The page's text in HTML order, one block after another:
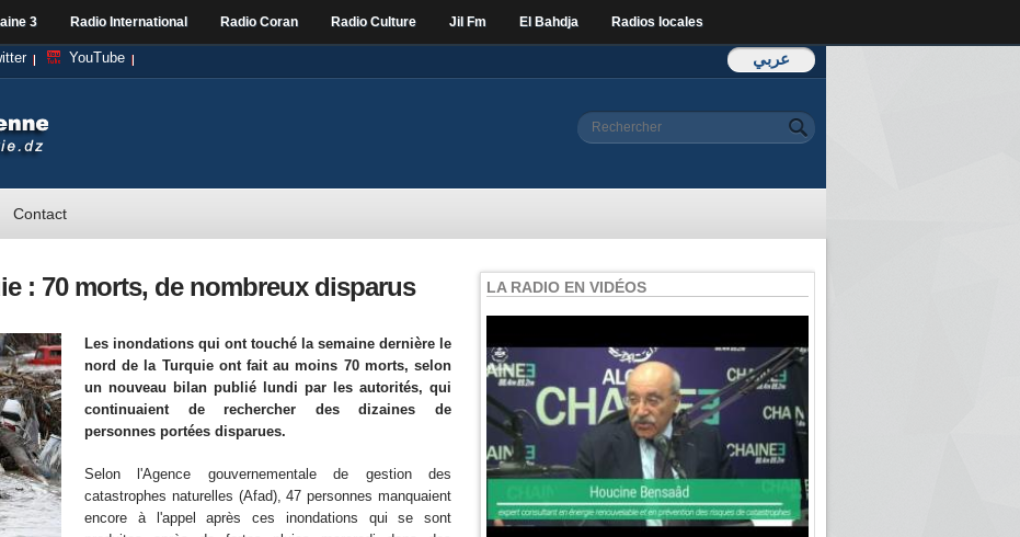
3 Radio International Radio Coran Radio Culture Jil Fm El Bahdja Radios locales
عربي YouTube
Formulaire de
Rechercher
Contact
: 70 morts, de nombreux disparus
Les inondations qui ont touché la semaine dernière le
nord de la Turquie ont fait au moins 70 morts, selon
un nouveau bilan publié lundi par les autorités, qui
continuaient de rechercher des dizaines de
personnes portées disparues.
Selon l'Agence gouvernementale de gestion des
catastrophes naturelles (Afad), 47 personnes manquaient
encore à l'appel après ces inondations qui se sont
LA RADIO EN VIDÉOS